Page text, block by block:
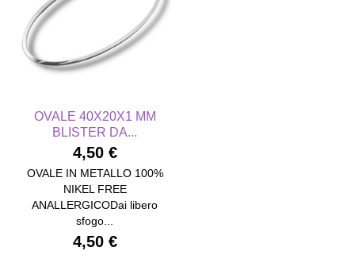
OVALE 40X20X1 MM
BLISTER DA...
4,50 €
OVALE IN METALLO 100%
NIKEL FREE
ANALLERGICODai libero
sfogo...
4,50 €